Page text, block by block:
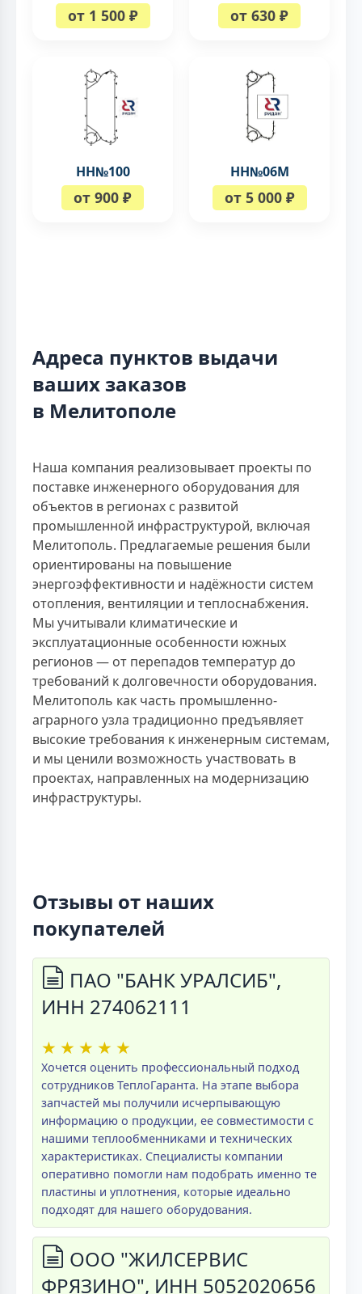
от 1 500 ₽ от 630 ₽
НН№100
от 900 ₽
НН№06М
от 5 000 ₽
Адреса пунктов выдачи
ваших заказов
в Мелитополе
Наша компания реализовывает проекты по
поставке инженерного оборудования для
объектов в регионах с развитой
промышленной инфраструктурой, включая
Мелитополь. Предлагаемые решения были
ориентированы на повышение
энергоэффективности и надёжности систем
отопления, вентиляции и теплоснабжения.
Мы учитывали климатические и
эксплуатационные особенности южных
регионов — от перепадов температур до
требований к долговечности оборудования.
Мелитополь как часть промышленно-
аграрного узла традиционно предъявляет
высокие требования к инженерным системам,
и мы ценили возможность участвовать в
проектах, направленных на модернизацию
инфраструктуры.
Отзывы от наших
покупателей
ПАО "БАНК УРАЛСИБ",
ИНН 274062111
★ ★ ★ ★ ★
Хочется оценить профессиональный подход
сотрудников ТеплоГаранта. На этапе выбора
запчастей мы получили исчерпывающую
информацию о продукции, ее совместимости с
нашими теплообменниками и технических
характеристиках. Специалисты компании
оперативно помогли нам подобрать именно те
пластины и уплотнения, которые идеально
подходят для нашего оборудования.
ООО "ЖИЛСЕРВИС
ФРЯЗИНО", ИНН 5052020656